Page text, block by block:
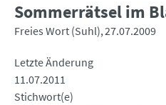
Sommerrätsel im
Freies Wort (Suhl) 27.07.2009
Letzte Änderung
11.07.2011
Stichwort(e)